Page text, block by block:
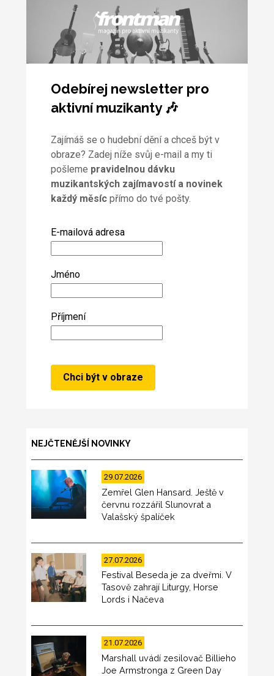
Odebírej newsletter pro
aktivní muzikanty 🎶
Zajímáš se o hudební dění a chceš být v
obraze? Zadej níže svůj e-mail a my ti
pošleme pravidelnou dávku
muzikantských zajímavostí a novinek
každý měsícpřímo do tvé pošty.
E-mailová adresa
Jméno
Příjmení
NEJČTENĚJŠÍ NOVINKY
29.07.2026
Zemřel Glen Hansard. Ještě v
červnu rozzářil Slunovrat a
Valašský špalíček
27.07.2026
Festival Beseda je za dveřmi. V
Tasově zahrají Liturgy, Horse
Lords i Načeva
21.07.2026
Marshall uvádí zesilovač Billieho
Joe Armstronga z Green Day